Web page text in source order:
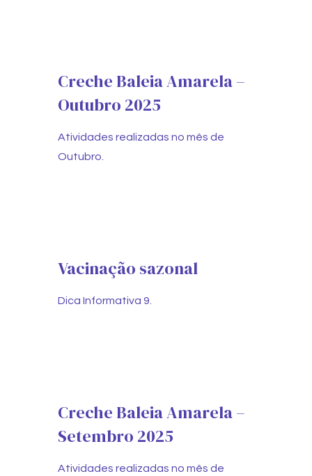
Creche Baleia Amarela –
Outubro 2025
Atividades realizadas no mês de
Outubro.
Vacinação sazonal
Dica Informativa 9.
Creche Baleia Amarela –
Setembro 2025
Atividades realizadas no mês de